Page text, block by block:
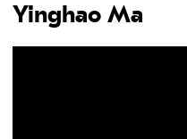
Yinghao Ma